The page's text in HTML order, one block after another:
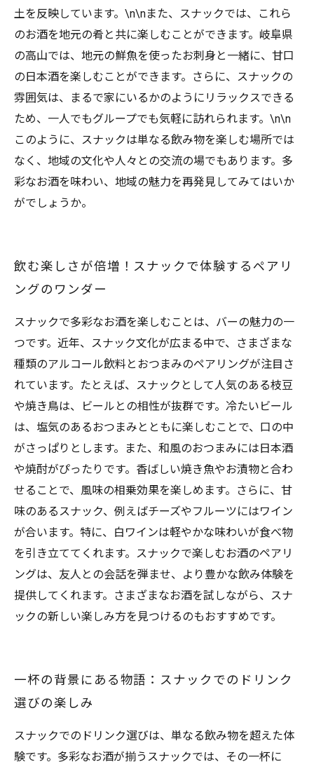
土を反映しています。\n\nまた、スナックでは、これら
のお酒を地元の肴と共に楽しむことができます。岐阜県
の高山では、地元の鮮魚を使ったお刺身と一緒に、甘口
の日本酒を楽しむことができます。さらに、スナックの
雰囲気は、まるで家にいるかのようにリラックスできる
ため、一人でもグループでも気軽に訪れられます。\n\n
このように、スナックは単なる飲み物を楽しむ場所では
なく、地域の文化や人々との交流の場でもあります。多
彩なお酒を味わい、地域の魅力を再発見してみてはいか
がでしょうか。
飲む楽しさが倍増！スナックで体験するペアリ
ングのワンダー
スナックで多彩なお酒を楽しむことは、バーの魅力の一
つです。近年、スナック文化が広まる中で、さまざまな
種類のアルコール飲料とおつまみのペアリングが注目さ
れています。たとえば、スナックとして人気のある枝豆
や焼き鳥は、ビールとの相性が抜群です。冷たいビール
は、塩気のあるおつまみとともに楽しむことで、口の中
がさっぱりとします。また、和風のおつまみには日本酒
や焼酎がぴったりです。香ばしい焼き魚やお漬物と合わ
せることで、風味の相乗効果を楽しめます。さらに、甘
味のあるスナック、例えばチーズやフルーツにはワイン
が合います。特に、白ワインは軽やかな味わいが食べ物
を引き立ててくれます。スナックで楽しむお酒のペアリ
ングは、友人との会話を弾ませ、より豊かな飲み体験を
提供してくれます。さまざまなお酒を試しながら、スナ
ックの新しい楽しみ方を見つけるのもおすすめです。
一杯の背景にある物語：スナックでのドリンク
選びの楽しみ
スナックでのドリンク選びは、単なる飲み物を超えた体
験です。多彩なお酒が揃うスナックでは、その一杯に